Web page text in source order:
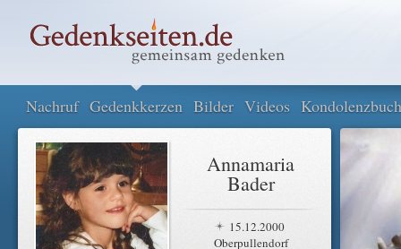
Nachruf Gedenkkerzen Bilder Videos Kondolenzbuch
Annamaria
Bader
15.12.2000
Oberpullendorf